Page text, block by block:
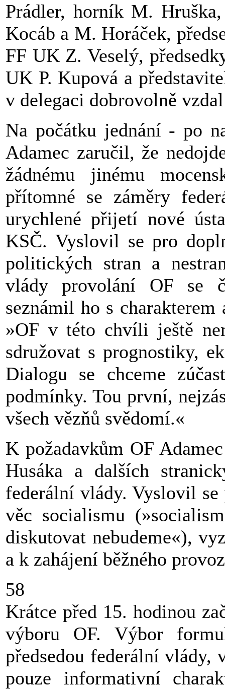
Prádler, horník M.
Kocáb a M. Horáček,
FF UK Z. Veselý,
UK P. Kupová a
v delegaci dobrovolně
Na počátku jednání - po
Adamec zaručil, že
žádnému jinému
přítomné se záměry
urychlené přijetí nové
KSČ. Vyslovil se pro
politických stran a
vlády provolání OF se
seznámil ho s
»OF v této chvíli ještě
sdružovat s prognostiky,
Dialogu se chceme
podmínky. Tou první,
všech vězňů svědomí.«
K požadavkům OF
Husáka a dalších
federální vlády. Vyslovil
věc socialismu
diskutovat nebudeme«),
a k zahájení běžného
58
Krátce před 15. hodinou
výboru OF. Výbor
předsedou federální vlády,
pouze informativní